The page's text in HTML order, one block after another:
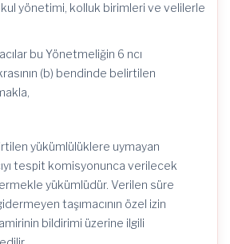
yönetimi, kolluk birimleri ve velilerle
bu Yönetmeliğin 6 ncı
(b) bendinde belirtilen
yükümlülüklere uymayan
tespit komisyonunca verilecek
yükümlüdür. Verilen süre
taşımacının özel izin
bildirimi üzerine ilgili